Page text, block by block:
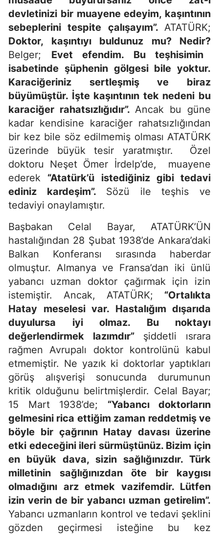
devletinizi bir muayene edeyim, kaşıntının
sebeplerini tespite çalışayım”. ATATÜRK;
Doktor, kaşıntıyı buldunuz mu? Nedir?
Belger; Evet efendim. Bu teşhisimin
isabetinde şüphenin gölgesi bile yoktur.
Karaciğeriniz sertleşmiş ve biraz
büyümüştür. İşte kaşıntının tek nedeni bu
karaciğer rahatsızlığıdır”. Ancak bu güne
kadar kendisine karaciğer rahatsızlığından
bir kez bile söz edilmemiş olması ATATÜRK
üzerinde büyük tesir yaratmıştır. Özel
doktoru Neşet Ömer İrdelp’de, muayene
ederek “Atatürk’ü istediğiniz gibi tedavi
ediniz kardeşim”. Sözü ile teşhis ve
tedaviyi onaylamıştır.
Başbakan Celal Bayar, ATATÜRK’ÜN
hastalığından 28 Şubat 1938’de Ankara’daki
Balkan Konferansı sırasında haberdar
olmuştur. Almanya ve Fransa’dan iki ünlü
yabancı uzman doktor çağırmak için izin
istemiştir. Ancak, ATATÜRK; “Ortalıkta
Hatay meselesi var. Hastalığım dışarıda
duyulursa iyi olmaz. Bu noktayı
değerlendirmek lazımdır”şiddetli ısrara
rağmen Avrupalı doktor kontrolünü kabul
etmemiştir. Ne yazık ki doktorlar yaptıkları
görüş alışverişi sonucunda durumunun
kritik olduğunu belirtmişlerdir. Celal Bayar;
15 Mart 1938’de; “Yabancı doktorların
gelmesini rica ettiğim zaman reddetmiş ve
böyle bir çağrının Hatay davası üzerine
etki edeceğini ileri sürmüştünüz. Bizim için
en büyük dava, sizin sağlığınızdır. Türk
milletinin sağlığınızdan öte bir kaygısı
olmadığını arz etmek vazifemdir. Lütfen
izin verin de bir yabancı uzman getirelim”.
Yabancı uzmanların kontrol ve tedavi şeklini
gözden geçirmesi isteğine bu kez